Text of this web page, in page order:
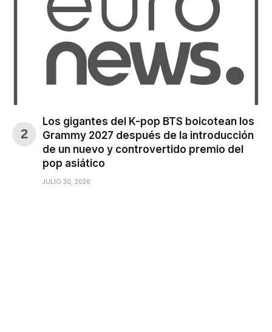
Los gigantes del K-pop BTS boicotean los
Grammy 2027 después de la introducción
de un nuevo y controvertido premio del
pop asiático
JULIO 30, 2026